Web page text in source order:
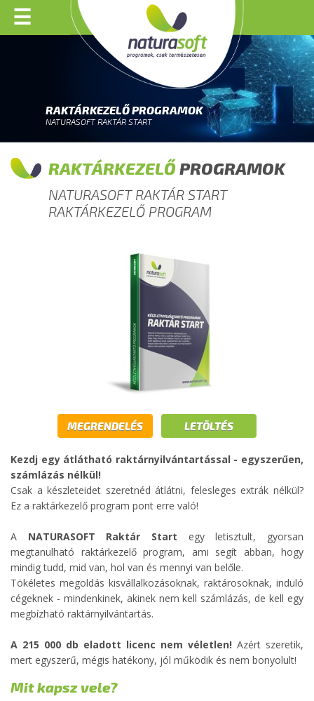
☰
RAKTÁRKEZELŐ PROGRAMOK
NATURASOFT RAKTÁR START
RAKTÁRKEZELŐ PROGRAMOK
NATURASOFT RAKTÁR START
RAKTÁRKEZELŐ PROGRAM
MEGRENDELÉS LETÖLTÉS
Kezdj egy átlátható raktárnyilvántartással - egyszerűen,
számlázás nélkül!
Csak a készleteidet szeretnéd átlátni, felesleges extrák nélkül?
Ez a raktárkezelő program pont erre való!
A NATURASOFT Raktár Start egy letisztult, gyorsan
megtanulható raktárkezelő program, ami segít abban, hogy
mindig tudd, mid van, hol van és mennyi van belőle.
Tökéletes megoldás kisvállalkozásoknak, raktárosoknak, induló
cégeknek - mindenkinek, akinek nem kell számlázás, de kell egy
megbízható raktárnyilvántartás.
A 215 000 db eladott licenc nem véletlen! Azért szeretik,
mert egyszerű, mégis hatékony, jól működik és nem bonyolult!
Mit kapsz vele?